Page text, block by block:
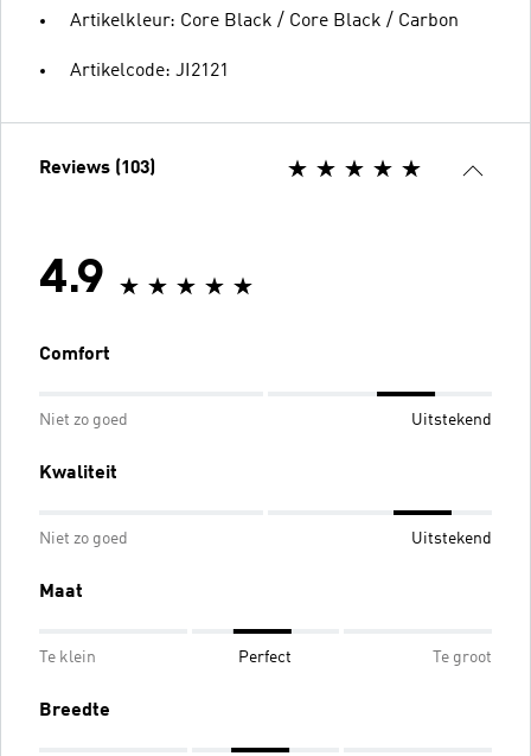
Artikelkleur: Core Black / Core Black / Carbon
Artikelcode: JI2121
Reviews (103)
4.9
Comfort
Niet zo goed Uitstekend
Kwaliteit
Niet zo goed Uitstekend
Maat
Te klein Perfect Te groot
Breedte